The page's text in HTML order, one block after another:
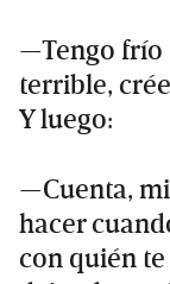
—Tengo
terrible,
Y luego:
—Cuenta,
hacer
con quién